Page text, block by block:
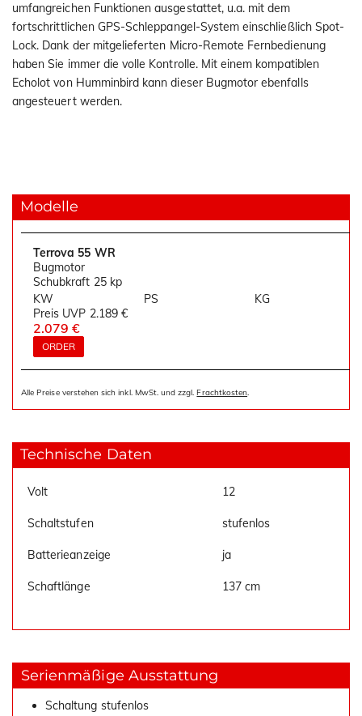
umfangreichen Funktionen ausgestattet, u.a. mit dem
fortschrittlichen GPS-Schleppangel-System einschließlich Spot-
Lock. Dank der mitgelieferten Micro-Remote Fernbedienung
haben Sie immer die volle Kontrolle. Mit einem kompatiblen
Echolot von Humminbird kann dieser Bugmotor ebenfalls
angesteuert werden.
Modelle
Terrova 55 WR
Bugmotor
Schubkraft 25 kp
KW
PS
KG
Preis UVP 2.189 €
2.079 €
ORDER
Alle Preise verstehen sich inkl. MwSt. und zzgl.Frachtkosten.
Technische Daten
Volt 12
Schaltstufen stufenlos
Batterieanzeige ja
Schaftlänge 137 cm
Serienmäßige Ausstattung
Schaltung stufenlos